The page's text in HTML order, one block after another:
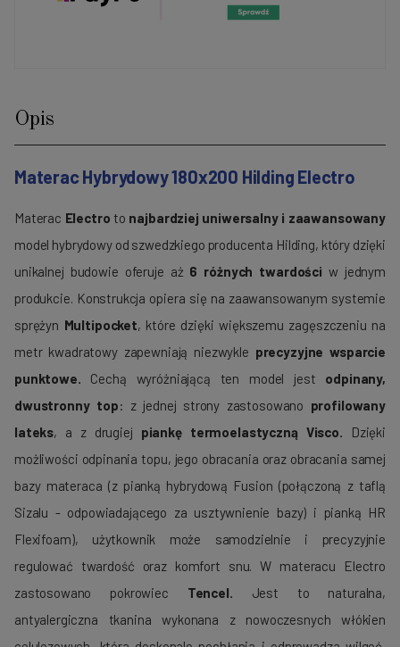
Opis
Materac Hybrydowy 180x200 Hilding Electro
Materac Electro to najbardziej uniwersalny i zaawansowany
model hybrydowy od szwedzkiego producenta Hilding, który dzięki
unikalnej budowie oferuje aż 6 różnych twardości w jednym
produkcie. Konstrukcja opiera się na zaawansowanym systemie
sprężyn Multipocket, które dzięki większemu zagęszczeniu na
metr kwadratowy zapewniają niezwykle precyzyjne wsparcie
punktowe. Cechą wyróżniającą ten model jest odpinany,
dwustronny top: z jednej strony zastosowano profilowany
lateks, a z drugiej piankę termoelastyczną Visco. Dzięki
możliwości odpinania topu, jego obracania oraz obracania samej
bazy materaca (z pianką hybrydową Fusion (połączoną z taflą
Sizalu - odpowiadającego za usztywnienie bazy) i pianką HR
Flexifoam), użytkownik może samodzielnie i precyzyjnie
regulować twardość oraz komfort snu. W materacu Electro
zastosowano pokrowiec Tencel. Jest to naturalna,
antyalergiczna tkanina wykonana z nowoczesnych włókien